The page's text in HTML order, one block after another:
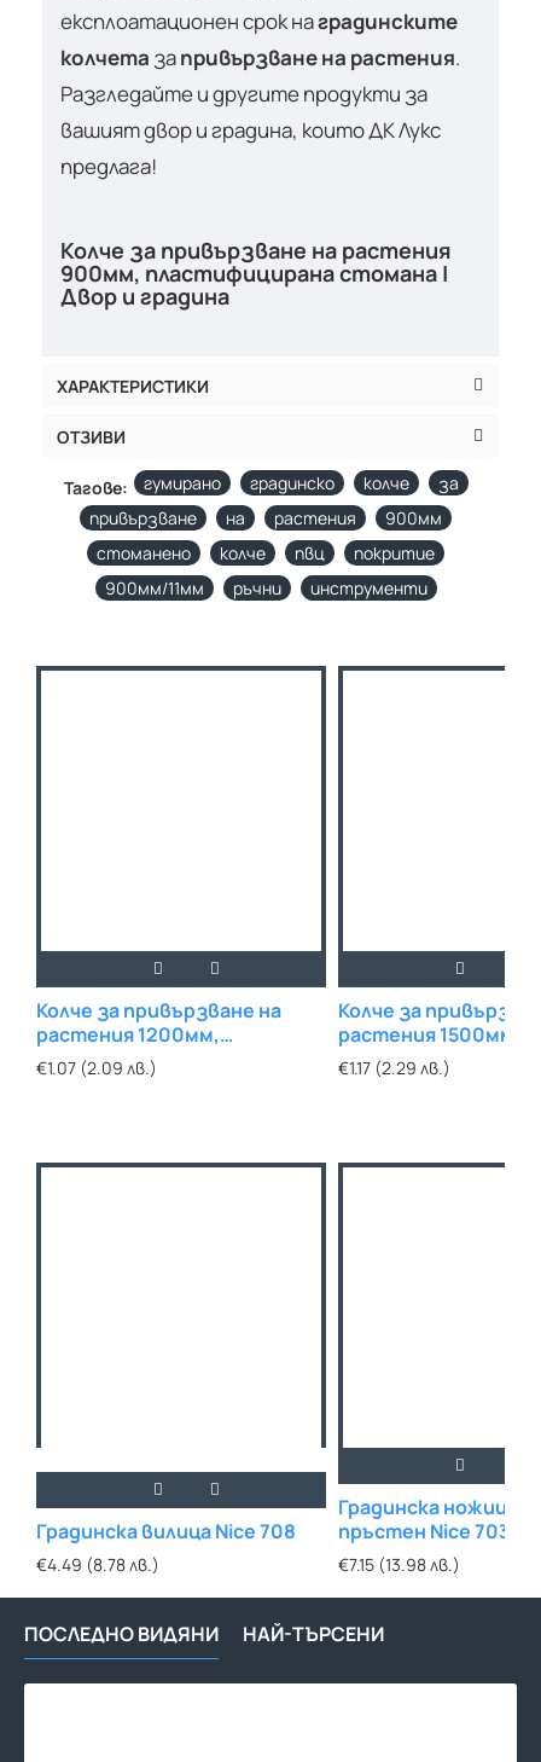
експлоатационен срок наградинските
колчета запривързване на растения.
Разгледайте и другите продукти за
вашият двор и градина, които ДК Лукс
предлага!
Колче за привързване на растения
900мм, пластифицирана стомана |
Двор и градина
ХАРАКТЕРИСТИКИ
ОТЗИВИ
Тагове: гумирано градинско колче
за
привързване
на растения
900мм
стоманено
колче пвц
покритие
900мм/11мм
ръчни инструменти
Колче за привързване на
растения 1200мм,
пластифицирана стомана
€1.07 (2.09 лв.)
Колче за
растения 1500мм,
пластифицирана
€1.17 (2.29 лв.)
Градинска вилица Nice 708
€4.49 (8.78 лв.)
Градинска ножица
пръстен Nice 703
€7.15 (13.98 лв.)
ПОСЛЕДНО ВИДЯНИ НАЙ-ТЪРСЕНИ